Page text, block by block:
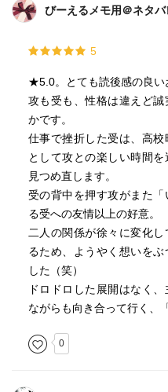
びーえるメモ用＠ネタ
5
★5.0。とても読後感の良い
攻も受も、性格は違えど
かです。
仕事で挫折した受は、高
として攻との楽しい時間
見つめ直します。
受の背中を押す攻がまた
る受への友情以上の好意。
二人の関係が徐々に変化
るため、ようやく想いを
した（笑）
ドロドロした展開はなく
ながらも向き合って行く、
0